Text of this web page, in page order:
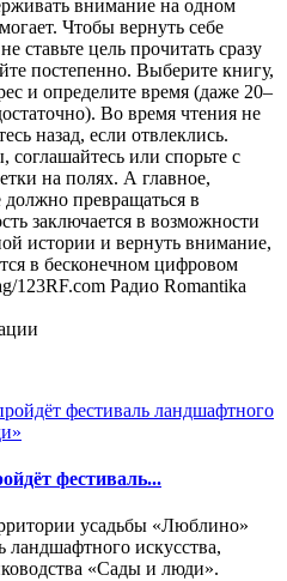
внимание на одном
Чтобы вернуть себе
ставьте цель прочитать сразу
постепенно. Выберите книгу,
и определите время (даже 20–
Во время чтения не
назад, если отвлеклись.
соглашайтесь или спорьте с
на полях. А главное,
превращаться в
заключается в возможности
истории и вернуть внимание,
в бесконечном цифровом
123RF.com Радио Romantika
фестиваль...
усадьбы «Люблино»
ландшафтного искусства,
«Сады и люди».